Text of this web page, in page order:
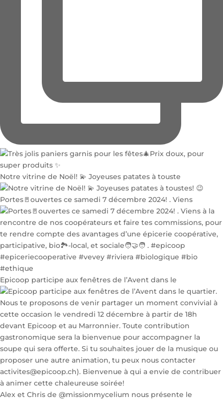
Notre vitrine de Noël! 💫 Joyeuses patates à touste
Portes🚪ouvertes ce samedi 7 décembre 2024! . Viens
Epicoop participe aux fenêtres de l’Avent dans le
Alex et Chris de @missionmycelium nous présente le